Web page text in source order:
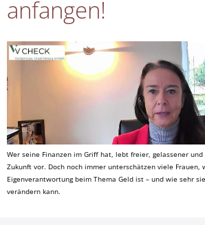
anfangen!
Wer seine Finanzen im Griff hat, lebt freier, gelassener
Zukunft vor. Doch noch immer unterschätzen viele Frauen,
Eigenverantwortung beim Thema Geld ist – und wie sehr
verändern kann.